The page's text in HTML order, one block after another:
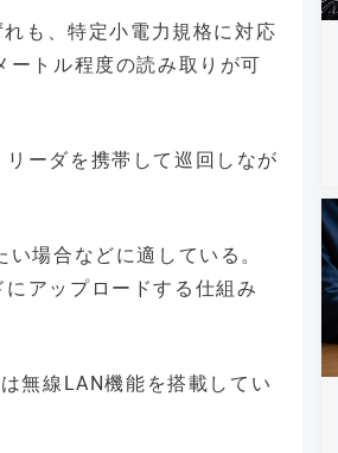
も、特定小電力規格に対応
ートル程度の読み取りが可
ーダを携帯して巡回しなが
場合などに適している。
アップロードする仕組み
無線LAN機能を搭載してい